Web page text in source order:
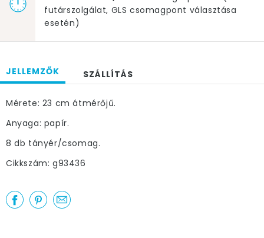
futárszolgálat, GLS csomagpont választása
esetén)
JELLEMZŐK SZÁLLÍTÁS
Mérete: 23 cm átmérőjű.
Anyaga: papír.
8 db tányér/csomag.
Cikkszám: g93436